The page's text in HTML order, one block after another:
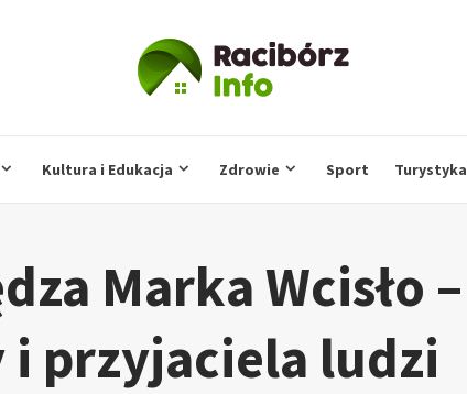
Kultura i Edukacja Zdrowie Sport Turystyka
Marka Wcisło –
przyjaciela ludzi